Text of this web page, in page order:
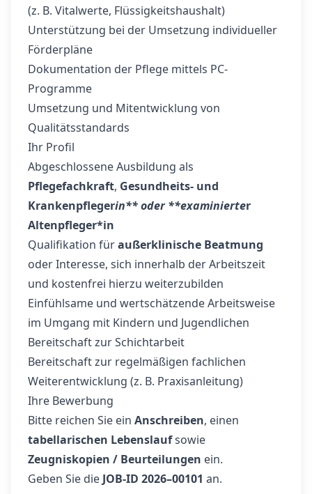
(z. B. Vitalwerte, Flüssigkeitshaushalt)
Unterstützung bei der Umsetzung individueller
Förderpläne
Dokumentation der Pflege mittels PC-
Programme
Umsetzung und Mitentwicklung von
Qualitätsstandards
Ihr Profil
Abgeschlossene Ausbildung als
Pflegefachkraft, Gesundheits- und
Krankenpflegerin** oder **examinierter
Altenpfleger*in
Qualifikation füraußerklinische Beatmung
oder Interesse, sich innerhalb der Arbeitszeit
und kostenfrei hierzu weiterzubilden
Einfühlsame und wertschätzende Arbeitsweise
im Umgang mit Kindern und Jugendlichen
Bereitschaft zur Schichtarbeit
Bereitschaft zur regelmäßigen fachlichen
Weiterentwicklung (z. B. Praxisanleitung)
Ihre Bewerbung
Bitte reichen Sie ein Anschreiben, einen
tabellarischen Lebenslaufsowie
Zeugniskopien / Beurteilungen ein.
Geben Sie die JOB-ID 2026–00101 an.